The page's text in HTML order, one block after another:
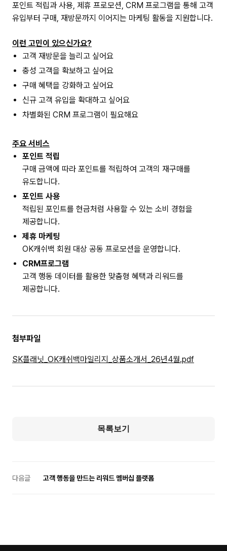
포인트 적립과 사용, 제휴 프로모션, CRM 프로그램을 통해 고객
유입부터 구매, 재방문까지 이어지는 마케팅 활동을 지원합니다.
이런 고민이 있으신가요?
고객 재방문을 늘리고 싶어요
충성 고객을 확보하고 싶어요
구매 혜택을 강화하고 싶어요
신규 고객 유입을 확대하고 싶어요
차별화된 CRM 프로그램이 필요해요
주요 서비스
포인트 적립
구매 금액에 따라 포인트를 적립하여 고객의 재구매를
유도합니다.
포인트 사용
적립된 포인트를 현금처럼 사용할 수 있는 소비 경험을
제공합니다.
제휴 마케팅
OK캐쉬백 회원 대상 공동 프로모션을 운영합니다.
CRM프로그램
고객 행동 데이터를 활용한 맞춤형 혜택과 리워드를
제공합니다.
첨부파일
SK플래닛_OK캐쉬백마일리지_상품소개서_26년4월.pdf
목록보기
다음글 고객 행동을 만드는 리워드 멤버십 플랫폼